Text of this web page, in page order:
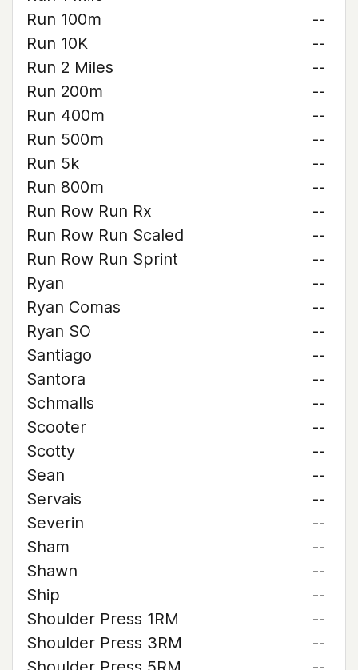
Run 100m
--
Run 10K
--
Run 2 Miles
--
Run 200m
--
Run 400m
--
Run 500m
--
Run 5k
--
Run 800m
--
Run Row Run Rx
--
Run Row Run Scaled
--
Run Row Run Sprint
--
Ryan
--
Ryan Comas
--
Ryan SO
--
Santiago
--
Santora
--
Schmalls
--
Scooter
--
Scotty
--
Sean
--
Servais
--
Severin
--
Sham
--
Shawn
--
Ship
--
Shoulder Press 1RM
--
Shoulder Press 3RM
--